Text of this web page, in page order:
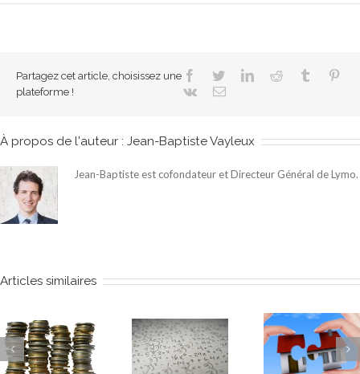
Partagez cet article, choisissez une
plateforme !
Facebook
TwitterLinkedInReddit Tumblr
Vk
Email
À propos de l'auteur : Jean-Baptiste Vayleux
Jean-Baptiste est cofondateur et Directeur Général de Lymo.
Articles similaires
Qu’est-ce que
la rentabilité
d’un
L’investissement
en nue-
propriété dans
15
sur